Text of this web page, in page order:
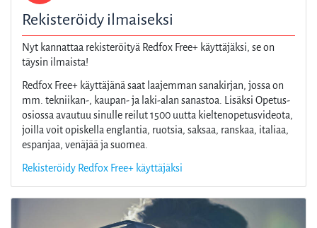
Rekisteröidy ilmaiseksi
Nyt kannattaa rekisteröityä Redfox Free+ käyttäjäksi, se on
täysin ilmaista!
Redfox Free+ käyttäjänä saat laajemman sanakirjan, jossa on
mm. tekniikan-, kaupan- ja laki-alan sanastoa. Lisäksi Opetus-
osiossa avautuu sinulle reilut 1500 uutta kieltenopetusvideota,
joilla voit opiskella englantia, ruotsia, saksaa, ranskaa, italiaa,
espanjaa, venäjää ja suomea.
Rekisteröidy Redfox Free+ käyttäjäksi